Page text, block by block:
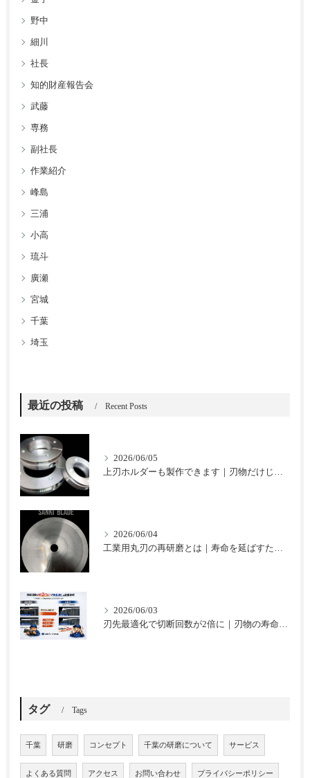
野中
細川
社長
知的財産報告会
武藤
専務
副社長
作業紹介
峰島
三浦
小高
琉斗
廣瀬
宮城
千葉
埼玉
最近の投稿 Recent Posts
2026/06/05
2026/06/04
2026/06/03
タグ Tags
千葉 研磨 コンセプト 千葉の研磨について サービス
よくある質問 アクセス お問い合わせ プライバシーポリシー